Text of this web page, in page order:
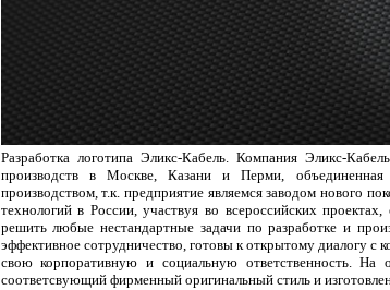
Разработка логотипа Эликс-Кабель. Компания Эликс-
производств в Москве, Казани и Перми, объединенная
производством, т.к. предприятие являемся заводом нового
технологий в России, участвуя во всероссийских
решить любые нестандартные задачи по разработке и
эффективное сотрудничество, готовы к открытому диалогу с
свою корпоративную и социальную ответственность. На
соответсвующий фирменный оригинальный стиль и